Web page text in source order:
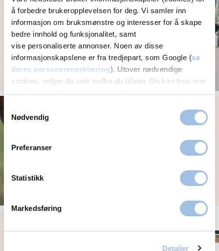
å forbedre brukeropplevelsen for deg. Vi samler inn
informasjon om bruksmønstre og interesser for å skape
bedre innhold og funksjonalitet, samt
vise personaliserte annonser. Noen av disse
informasjonskapslene er fra tredjepart, som Google (se
deres personvernerklæring). Utover nødvendige
cookies, velger du selv hvilke du tillater. Du kan lese mer
om Volvats bruk av cookies ivår personvernerklæring.
Nødvendig
Preferanser
Statistikk
Markedsføring
Detaljer
Strever du med å bli